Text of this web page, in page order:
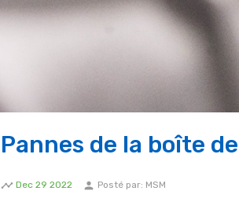
Pannes de la boîte
timeline Dec 29 2022 person Posté par: MSM